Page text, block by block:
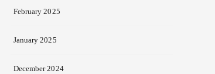
February 2025
January 2025
December 2024